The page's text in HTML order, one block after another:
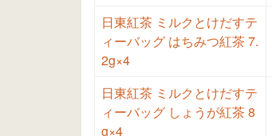
日東紅茶 ミルクとけだすテ
ィーバッグ はちみつ紅茶 7.
2g×4
日東紅茶 ミルクとけだすテ
ィーバッグ しょうが紅茶 8
g×4